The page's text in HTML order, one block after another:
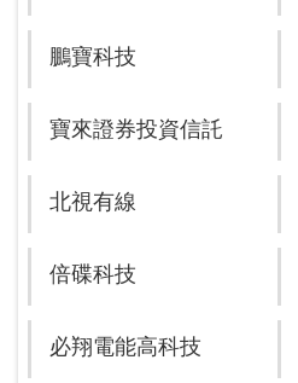
鵬寶科技
寶來證券投資信託
北視有線
倍碟科技
必翔電能高科技